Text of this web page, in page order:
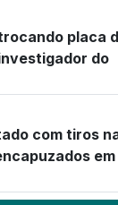
placa
do
com tiros
em